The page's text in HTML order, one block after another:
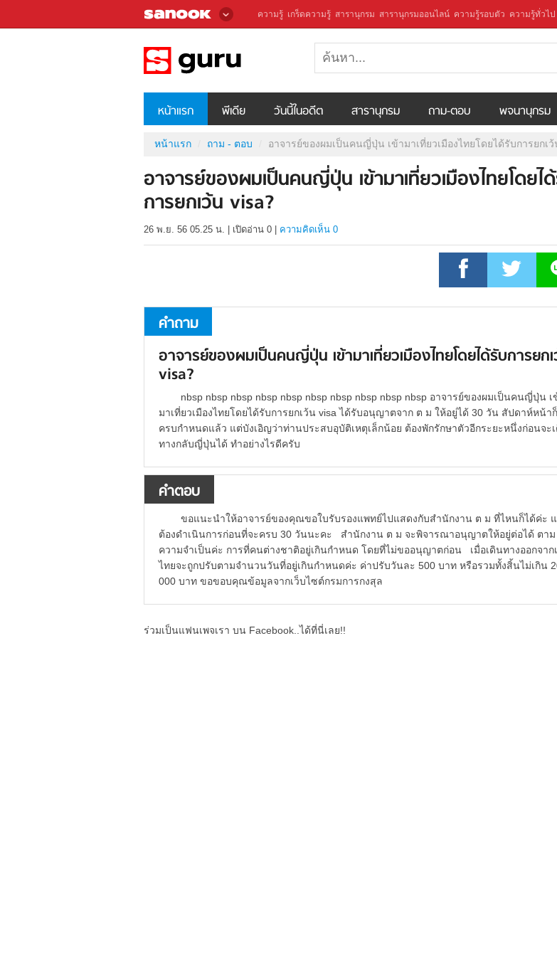
ความรู้ เกร็ดความรู้ สารานุกรม สารานุกรมออนไลน์ ความรู้รอบตัว ความรู้ทั่วไป
หน้าแรก พีเดีย วันนี้ในอดีต สารานุกรม ถาม-ตอบ พจนานุกรม
หน้าแรก ถาม - ตอบ อาจารย์ของผมเป็นคนญี่ปุ่น เข้ามาเที่ยวเมืองไทยโดยได้รับการยกเว้
อาจารย์ของผมเป็นคนญี่ปุ่น เข้ามาเที่ยวเมืองไทยโดยไ
การยกเว้น visa?
26 พ.ย. 56 05.25 น. เปิดอ่าน 0 ความคิดเห็น 0
คำถาม
อาจารย์ของผมเป็นคนญี่ปุ่น เข้ามาเที่ยวเมืองไทยโดยได้รับการยก
visa?
nbsp nbsp nbsp nbsp nbsp nbsp nbsp nbsp nbsp nbsp อาจารย์ของผมเป็นคนญี่ปุ่น เ
มาเที่ยวเมืองไทยโดยได้รับการยกเว้น visa ได้รับอนุญาตจาก ต ม ให้อยู่ได้ 30 วัน สัปดาห์หน้า
ครบกำหนดแล้ว แต่บังเอิญว่าท่านประสบอุบัติเหตุเล็กน้อย ต้องพักรักษาตัวอีกระยะหนึ่งก่อนจะ
ทางกลับญี่ปุ่นได้ ทำอย่างไรดีครับ
คำตอบ
ขอแนะนำให้อาจารย์ของคุณขอใบรับรองแพทย์ไปแสดงกับสำนักงาน ต ม ที่ไหนก็ได้ค่ะ
ต้องดำเนินการก่อนที่จะครบ 30 วันนะคะ สำนักงาน ต ม จะพิจารณาอนุญาตให้อยู่ต่อได้ ตาม
ความจำเป็นค่ะ การที่คนต่างชาติอยู่เกินกำหนด โดยที่ไม่ขออนุญาตก่อน เมื่อเดินทางออกจาก
ไทยจะถูกปรับตามจำนวนวันที่อยู่เกินกำหนดค่ะ ค่าปรับวันละ 500 บาท หรือรวมทั้งสิ้นไม่เกิน
000 บาท ขอขอบคุณข้อมูลจากเว็บไซต์กรมการกงสุล
ร่วมเป็นแฟนเพจเรา บน Facebook..ได้ที่นี่เลย!!